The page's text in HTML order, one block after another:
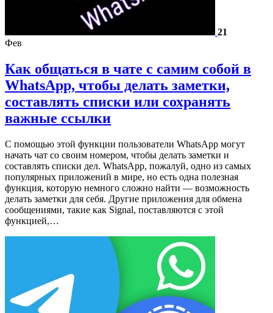
21
Фев
Как общаться в чате с самим собой в
WhatsApp, чтобы делать заметки,
составлять списки или сохранять
важные ссылки
С помощью этой функции пользователи WhatsApp могут
начать чат со своим номером, чтобы делать заметки и
составлять списки дел. WhatsApp, пожалуй, одно из самых
популярных приложений в мире, но есть одна полезная
функция, которую немного сложно найти — возможность
делать заметки для себя. Другие приложения для обмена
сообщениями, такие как Signal, поставляются с этой
функцией,…